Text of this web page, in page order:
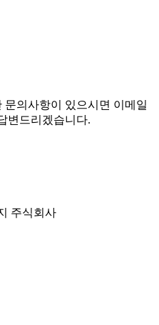
의사항이 있으시면 이메일
변드리겠습니다.
주식회사